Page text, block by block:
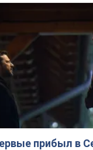
прибыл в